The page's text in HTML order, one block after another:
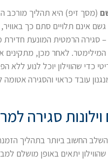
(מסך זיפ) היא תהליך מורכב
גשם אינם תלויים סתם כך
סגירה הרמטית המונעת
לאחר מכן, מתקינים
כדי שהווילון יוכל לנוע ללא
עובד כראוי והסגירה
סגירה
החשוב ביותר בתהליך
יתאים באופן מושלם